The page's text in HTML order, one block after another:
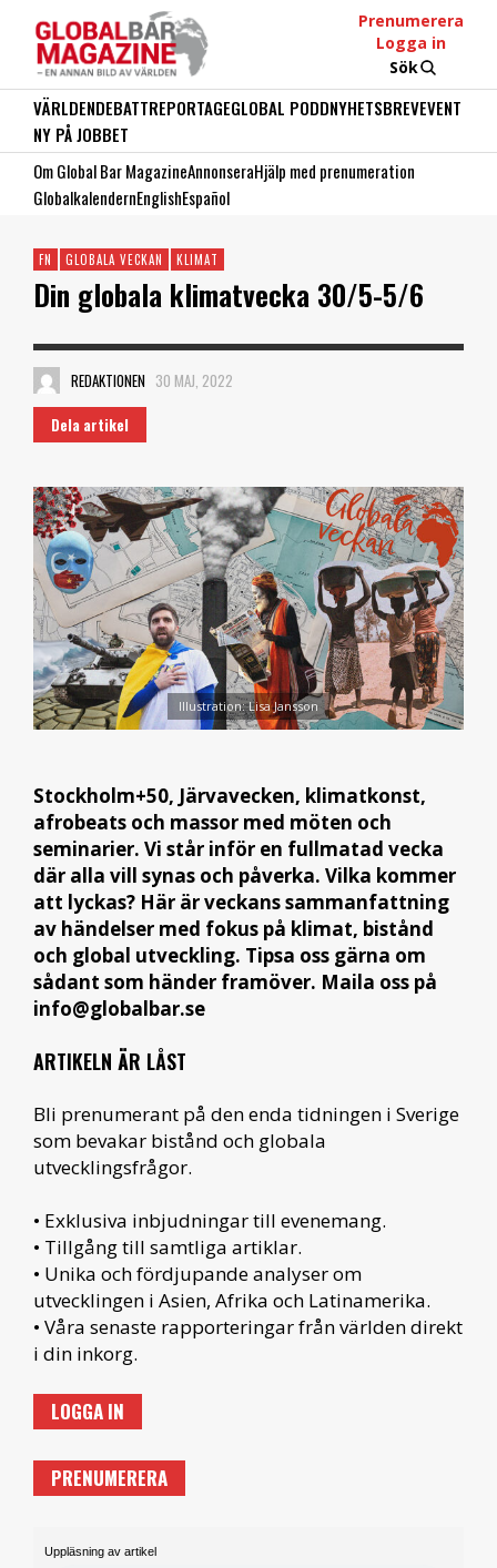
Prenumerera
Logga in
Sök
VÄRLDENDEBATTREPORTAGEGLOBAL PODDNYHETSBREVEVENT
NY PÅ JOBBET
Om Global Bar MagazineAnnonseraHjälp med prenumeration
GlobalkalendernEnglishEspañol
FN GLOBALA VECKAN KLIMAT
Din globala klimatvecka 30/5-5/6
REDAKTIONEN 30 MAJ, 2022
Dela artikel
Illustration: Lisa Jansson
Stockholm+50, Järvavecken, klimatkonst,
afrobeats och massor med möten och
seminarier. Vi står inför en fullmatad vecka
där alla vill synas och påverka. Vilka kommer
att lyckas? Här är veckans sammanfattning
av händelser med fokus på klimat, bistånd
och global utveckling. Tipsa oss gärna om
sådant som händer framöver. Maila oss på
info@globalbar.se
ARTIKELN ÄR LÅST
Bli prenumerant på den enda tidningen i Sverige
som bevakar bistånd och globala
utvecklingsfrågor.
• Exklusiva inbjudningar till evenemang.
• Tillgång till samtliga artiklar.
• Unika och fördjupande analyser om
utvecklingen i Asien, Afrika och Latinamerika.
• Våra senaste rapporteringar från världen direkt
i din inkorg.
LOGGA IN
PRENUMERERA
Uppläsning av artikel